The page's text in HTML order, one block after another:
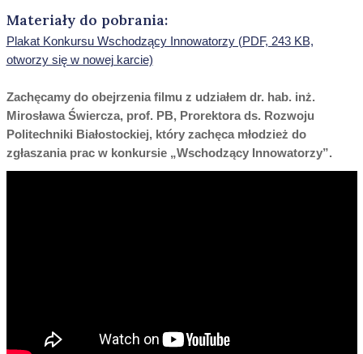
Materiały do pobrania:
Plakat Konkursu Wschodzący Innowatorzy (PDF, 243 KB,
otworzy się w nowej karcie)
Zachęcamy do obejrzenia filmu z udziałem dr. hab. inż.
Mirosława Świercza, prof. PB, Prorektora ds. Rozwoju
Politechniki Białostockiej, który zachęca młodzież do
zgłaszania prac w konkursie „Wschodzący Innowatorzy”.